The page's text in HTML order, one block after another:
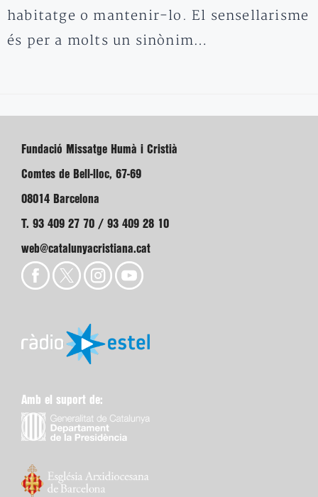
habitatge o mantenir-lo. El sensellarisme
és per a molts un sinònim…
Fundació Missatge Humà i Cristià
Comtes de Bell-lloc, 67-69
08014 Barcelona
T. 93 409 27 70 / 93 409 28 10
web@catalunyacristiana.cat
Amb el suport de: